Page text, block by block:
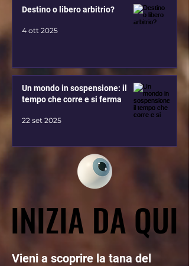
Destino o libero arbitrio?
4 ott 2025
Un mondo in sospensione: il
tempo che corre e si ferma
22 set 2025
INIZIA DA QUI
INIZIA DA QUI
Vieni a scoprire la tana del